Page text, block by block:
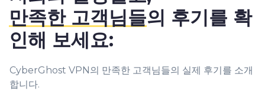
만족한 고객님들의 후기를 확
인해 보세요:
CyberGhost VPN의 만족한 고객님들의 실제 후기를 소개
합니다.